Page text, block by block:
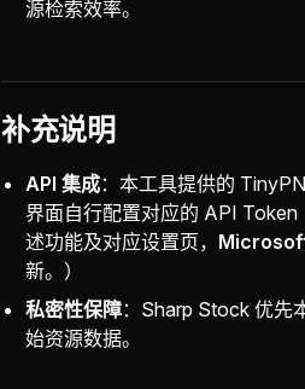
源检索效率。
补充说明
API 集成：本工具提供的
界面自行配置对应的 API Token
述功能及对应设置页，
新。）
私密性保障：Sharp Stock 优先
始资源数据。